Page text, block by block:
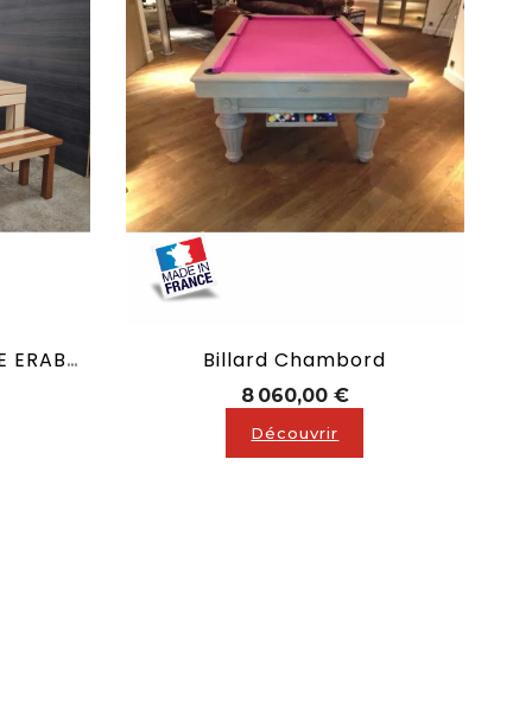
Billard Table HARMONIE ERABLE 100% Massif Billard Chambord
8 060,00 €Prix
Découvrir